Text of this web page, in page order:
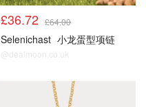
£36.72 £64.00
Selenichast 小龙蛋型项链
@dealmoon.co.uk